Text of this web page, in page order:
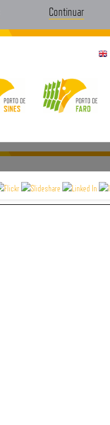
Continuar